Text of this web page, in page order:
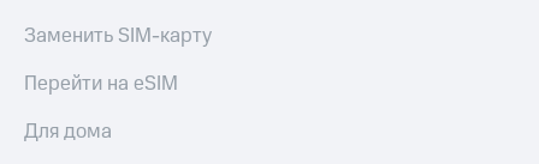
Заменить SIM-карту
Перейти на eSIM
Для дома